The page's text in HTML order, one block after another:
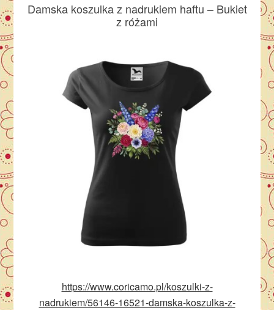
Damska koszulka z nadrukiem haftu – Bukiet
z różami
https://www.coricamo.pl/koszulki-z-
nadrukiem/56146-16521-damska-koszulka-z-